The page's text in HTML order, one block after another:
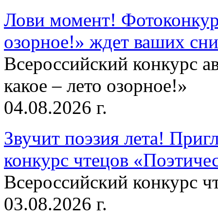
Лови момент!
озорное!» ждет ваших
Всероссийский конкурс
какое – лето озорное!»
04.08.2026 г.
Звучит поэзия лета!
конкурс чтецов
Всероссийский конкурс
03.08.2026 г.